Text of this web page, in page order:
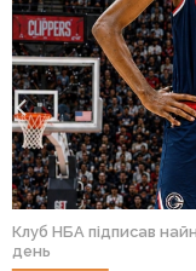
Клуб НБА підписав
день